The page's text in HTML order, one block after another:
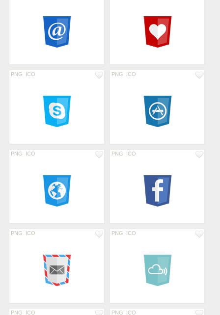
PNG ICO PNG ICO
PNG ICO PNG ICO
PNG ICO PNG ICO
PNG ICO PNG ICO